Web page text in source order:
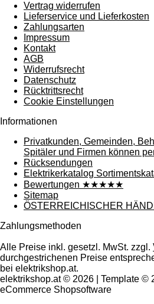
Vertrag widerrufen
Lieferservice und Lieferkosten
Zahlungsarten
Impressum
Kontakt
AGB
Widerrufsrecht
Datenschutz
Rücktrittsrecht
Cookie Einstellungen
Informationen
Privatkunden, Gemeinden,
Spitäler und Firmen können
Rücksendungen
Elektrikerkatalog
Bewertungen ★★★★★
Sitemap
ÖSTERREICHISCHER
Zahlungsmethoden
Alle Preise inkl. gesetzl. MwSt. zzgl.
durchgestrichenen Preise
bei elektrikshop.at.
elektrikshop.at © 2026 | Template ©
eCommerce Shopsoftware